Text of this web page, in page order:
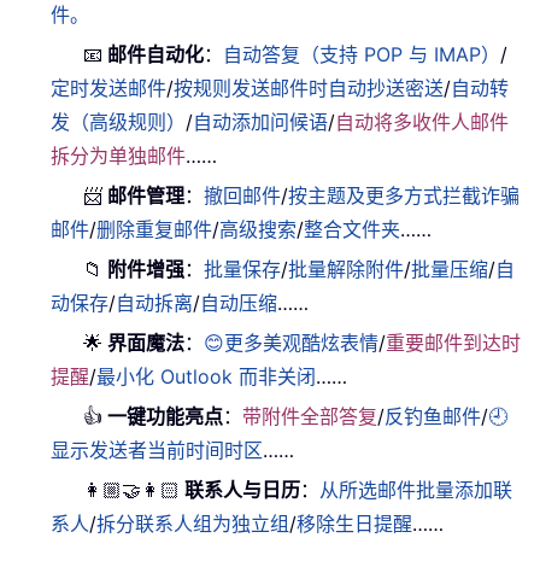
件。
📧 邮件自动化： 自动答复（支持 POP 与 IMAP） /
定时发送邮件/按规则发送邮件时自动抄送密送/自动转
发（高级规则） /自动添加问候语/自动将多收件人邮件
拆分为单独邮件……
📨 邮件管理：撤回邮件/按主题及更多方式拦截诈骗
邮件/删除重复邮件/高级搜索/整合文件夹……
📁 附件增强：批量保存/批量解除附件/批量压缩/自
动保存/自动拆离/自动压缩……
🌟 界面魔法： 😊更多美观酷炫表情/重要邮件到达时
提醒/最小化 Outlook 而非关闭……
👍 一键功能亮点：带附件全部答复/反钓鱼邮件/🕘
显示发送者当前时间时区……
👩🏼‍🤝‍👩🏻 联系人与日历： 从所选邮件批量添加联
系人/拆分联系人组为独立组/移除生日提醒……